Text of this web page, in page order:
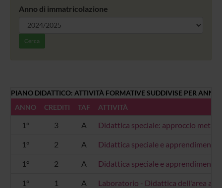
Anno di immatricolazione
Cerca
PIANO DIDATTICO: ATTIVITÀ FORMATIVE SUDDIVISE PER ANNO
ANNO
CREDITI TAF ATTIVITÀ
1° 3 A Didattica speciale: approccio
1° 2 A Didattica speciale e
1° 2 A Didattica speciale e
1° 1 A Laboratorio - Didattica dell'area